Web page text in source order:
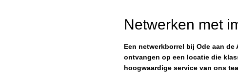
Netwerken met
Een netwerkborrel bij Ode aan
ontvangen op een locatie die
hoogwaardige service van ons